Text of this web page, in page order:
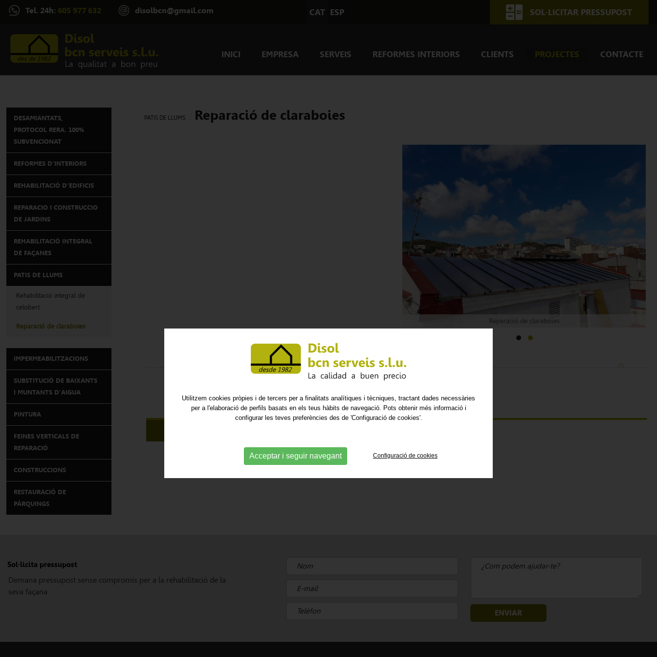
Tel. 24h: 605 977 632 disolbcn@gmail.com CAT ESP SOL·LICITAR PRESSUPOST
INICI EMPRESA SERVEIS REFORMES INTERIORS CLIENTS PROJECTES CONTACTE
DESAMIANTATS,
PROTOCOL RERA. 100%
SUBVENCIONAT
REFORMES D'INTERIORS
REHABILITACIÓ D'EDIFICIS
REPARACIO I CONSTRUCCIO
DE JARDINS
REHABILITACIÓ INTEGRAL
DE FAÇANES
PATIS DE LLUMS
Rehabilitació integral de
celobert
Reparació de claraboies
IMPERMEABILITZACIONS
SUBSTITUCIÓ DE BAIXANTS
I MUNTANTS D'AIGUA
PINTURA
FEINES VERTICALS DE
REPARACIÓ
CONSTRUCCIONS
RESTAURACIÓ DE
PÀRQUINGS
PATIS DE LLUMS . Reparació de claraboies
Reparació de claraboies
Sol·licita pressupost
Demana pressupost sense compromís per a la rehabilitació de la
seva façana
ENVIAR
Utilitzem cookies pròpies i de tercers per a finalitats analítiques i tècniques, tractant dades necessàries
per a l'elaboració de perfils basats en els teus hàbits de navegació. Pots obtenir més informació i
configurar les teves preferències des de 'Configuració de cookies'.
Acceptar i seguir navegant Configuració de cookies